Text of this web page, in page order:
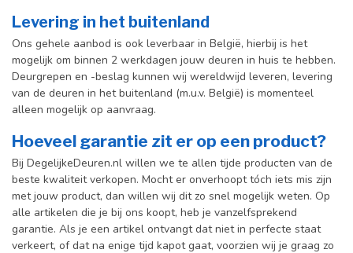
Levering in het buitenland
Ons gehele aanbod is ook leverbaar in België, hierbij is het
mogelijk om binnen 2 werkdagen jouw deuren in huis te hebben.
Deurgrepen en -beslag kunnen wij wereldwijd leveren, levering
van de deuren in het buitenland (m.u.v. België) is momenteel
alleen mogelijk op aanvraag.
Hoeveel garantie zit er op een product?
Bij DegelijkeDeuren.nl willen we te allen tijde producten van de
beste kwaliteit verkopen. Mocht er onverhoopt tóch iets mis zijn
met jouw product, dan willen wij dit zo snel mogelijk weten. Op
alle artikelen die je bij ons koopt, heb je vanzelfsprekend
garantie. Als je een artikel ontvangt dat niet in perfecte staat
verkeert, of dat na enige tijd kapot gaat, voorzien wij je graag zo